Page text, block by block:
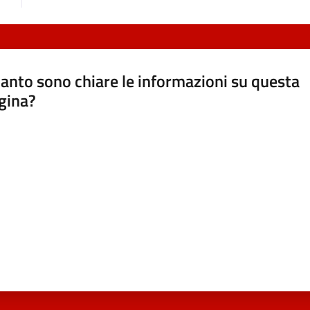
sono chiare le informazioni su questa